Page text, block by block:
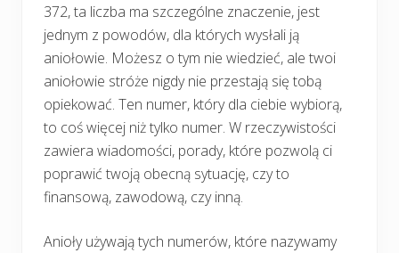
372, ta liczba ma szczególne znaczenie, jest
jednym z powodów, dla których wysłali ją
aniołowie. Możesz o tym nie wiedzieć, ale twoi
aniołowie stróże nigdy nie przestają się tobą
opiekować. Ten numer, który dla ciebie wybiorą,
to coś więcej niż tylko numer. W rzeczywistości
zawiera wiadomości, porady, które pozwolą ci
poprawić twoją obecną sytuację, czy to
finansową, zawodową, czy inną.
Anioły używają tych numerów, które nazywamy